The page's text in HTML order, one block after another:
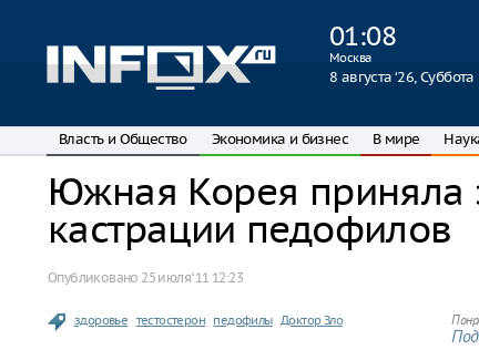
01:08
Москва
8 августа ‘26, Суббота
Власть и Общество Экономика и бизнес В мире
Южная Корея приняла
кастрации педофилов
Опубликовано 25 июля ‘11 12:23
здоровье тестостерон педофилы Доктор Зло